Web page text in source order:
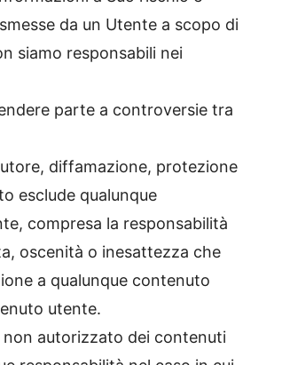
da un Utente a scopo di
siamo responsabili nei
parte a controversie tra
diffamazione, protezione
esclude qualunque
compresa la responsabilità
oscenità o inesattezza che
a qualunque contenuto
utente.
non autorizzato dei contenuti